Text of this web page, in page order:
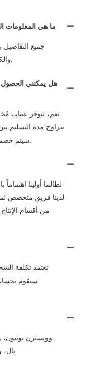
ما هي
جميع التفاصيل
هل يمكنني
نعم، تتوفر عينات
لطالما أولينا
لدينا فريق متخصص
من أقسام
تعتمد تكلفة
سنقوم